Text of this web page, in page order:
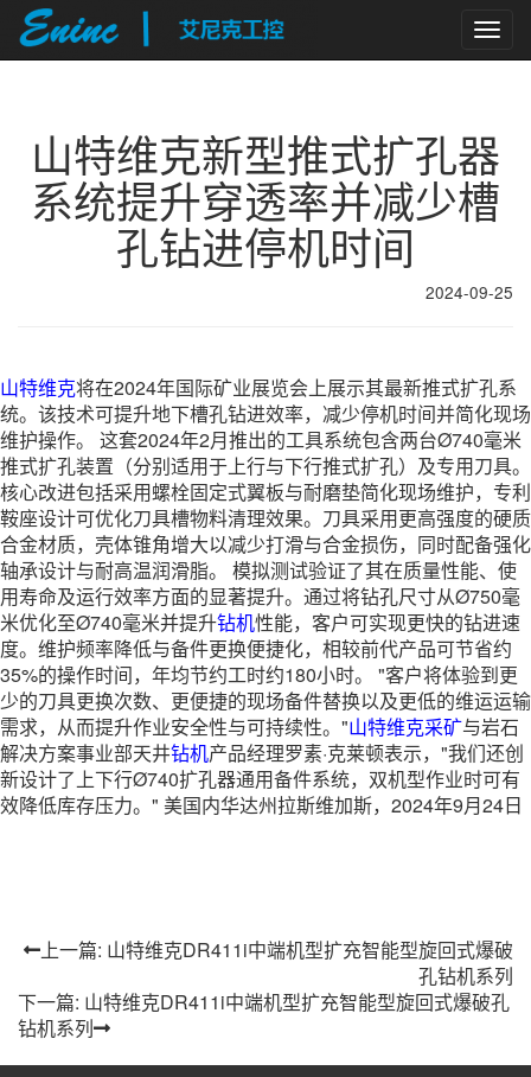
山特维克新型推式扩孔器
系统提升穿透率并减少槽
孔钻进停机时间
2024-09-25
山特维克将在2024年国际矿业展览会上展示其最新推式扩孔系
统。该技术可提升地下槽孔钻进效率，减少停机时间并简化现场
维护操作。 这套2024年2月推出的工具系统包含两台Ø740毫米
推式扩孔装置（分别适用于上行与下行推式扩孔）及专用刀具。
核心改进包括采用螺栓固定式翼板与耐磨垫简化现场维护，专利
鞍座设计可优化刀具槽物料清理效果。刀具采用更高强度的硬质
合金材质，壳体锥角增大以减少打滑与合金损伤，同时配备强化
轴承设计与耐高温润滑脂。 模拟测试验证了其在质量性能、使
用寿命及运行效率方面的显著提升。通过将钻孔尺寸从Ø750毫
米优化至Ø740毫米并提升钻机性能，客户可实现更快的钻进速
度。维护频率降低与备件更换便捷化，相较前代产品可节省约
35%的操作时间，年均节约工时约180小时。 "客户将体验到更
少的刀具更换次数、更便捷的现场备件替换以及更低的维运运输
需求，从而提升作业安全性与可持续性。"山特维克采矿与岩石
解决方案事业部天井钻机产品经理罗素·克莱顿表示，"我们还创
新设计了上下行Ø740扩孔器通用备件系统，双机型作业时可有
效降低库存压力。" 美国内华达州拉斯维加斯，2024年9月24日
上一篇: 山特维克DR411i中端机型扩充智能型旋回式爆破
孔钻机系列
下一篇: 山特维克DR411i中端机型扩充智能型旋回式爆破孔
钻机系列